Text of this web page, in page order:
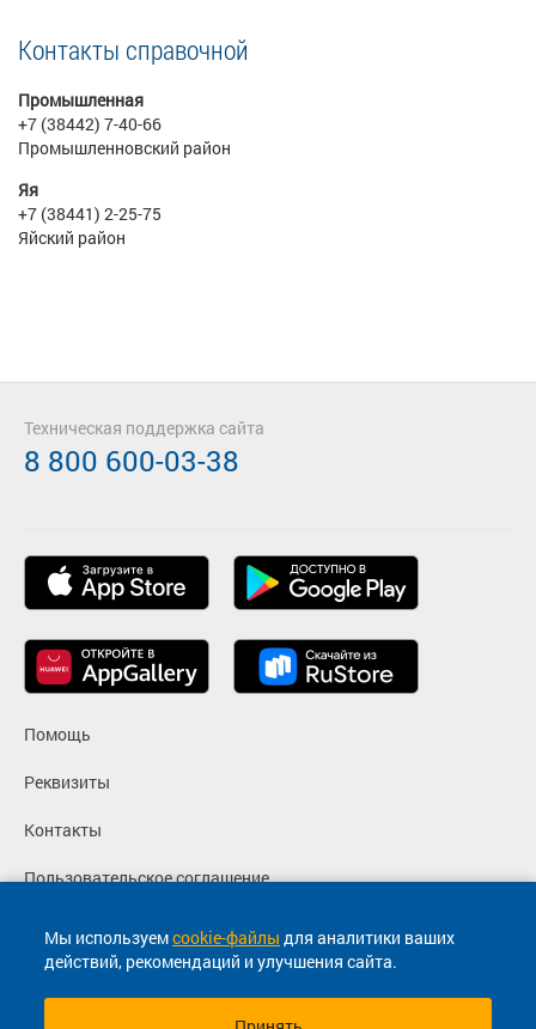
Контакты справочной
Промышленная
+7 (38442) 7-40-66
Промышленновский район
Яя
+7 (38441) 2-25-75
Яйский район
Мы используемcookie-файлы для аналитики ваших
действий, рекомендаций и улучшения сайта.
Помощь
Реквизиты
Контакты
Пользовательское соглашение
Политика конфиденциальности
Согласие на маркетинговые сообщения
Техническая поддержка сайта
8 800 600-03-38